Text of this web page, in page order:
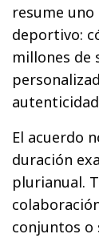
resume
deportivo:
millones de
El acuerdo
duración
plurianual.
conjuntos o